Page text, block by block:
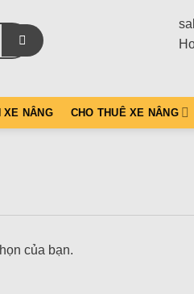
XE NÂNG CHO THUÊ XE NÂNG
của bạn.